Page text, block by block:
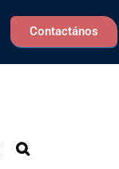
Contactános